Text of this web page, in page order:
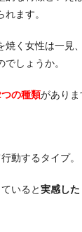
れます。
焼く女性は一見
しょうか。
の種類がありま
動するタイプ。
いると実感した